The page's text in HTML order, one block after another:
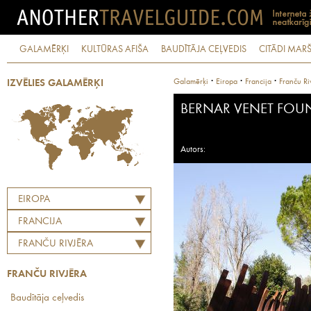
GALAMĒRĶI KULTŪRAS AFIŠA BAUDĪTĀJA CEĻVEDIS CITĀDI
IZVĒLIES GALAMĒRĶI
EIROPA
FRANCIJA
FRANČU RIVJĒRA
FRANČU RIVJĒRA
Baudītāja ceļvedis
Galamērķi · Eiropa · Francija · Franču
BERNAR VENET
Autors: